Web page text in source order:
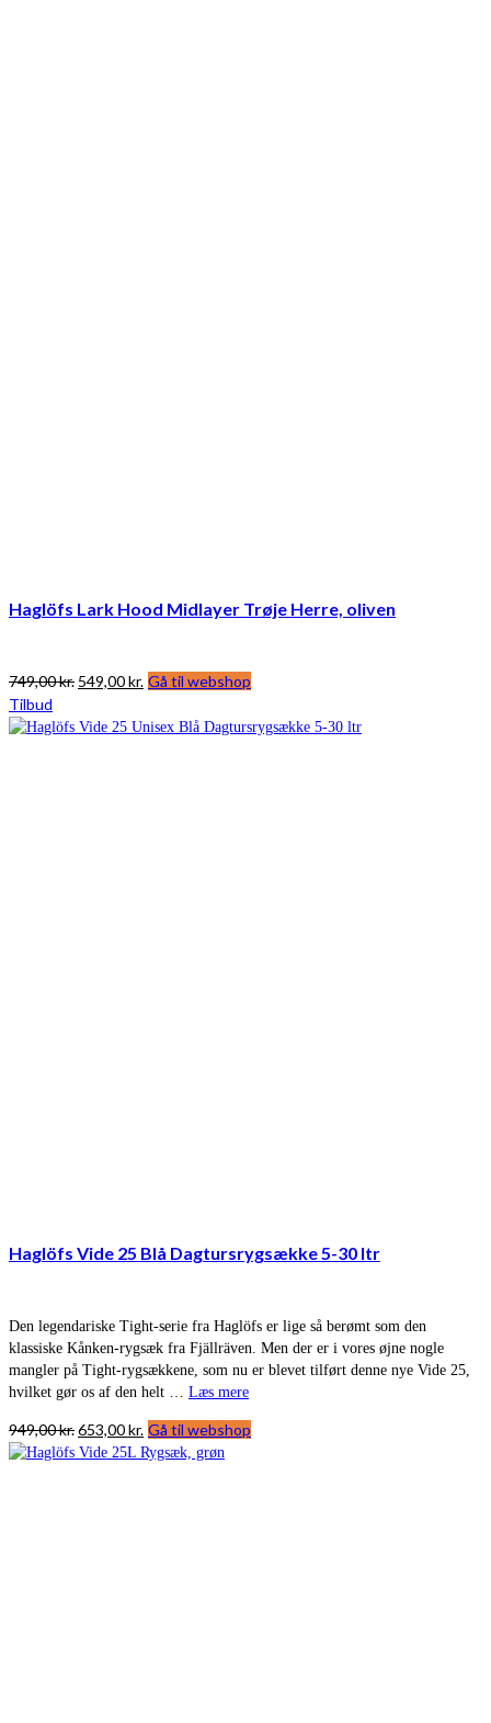
Haglöfs Lark Hood Midlayer Trøje Herre, oliven
749,00kr. Den
pris
549,00kr. Den
pris
Gå til webshop
Tilbud
Haglöfs Vide 25 Blå Dagtursrygsække 5-30 ltr
Den legendariske Tight-serie fra Haglöfs er lige så berømt som den
klassiske Kånken-rygsæk fra Fjällräven. Men der er i vores øjne nogle
mangler på Tight-rygsækkene, som nu er blevet tilført denne nye Vide 25,
hvilket gør os af den helt … Læs mere
949,00kr.Den
oprindelige
653,00kr. Den
aktuelle
Gå til webshop